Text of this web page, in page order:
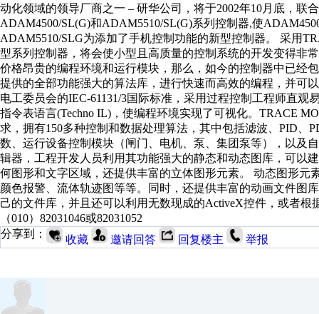
动化领域的领导厂商之一 – 研华公司，将于2002年10月底，联
ADAM4500/SL(G)和ADAM5510/SL(G)系列控制器,使
ADAM5510/SLG为添加了手机控制功能的新型控制器。 采用
型系列控制器，将会使小型且高质量的控制系统的开发变得非
价格昂贵的编程环境和运行模块，那么，如今的控制器中已经
提供的全部功能强大的算法库，进行快速而高效的编程，并可
电工委员会的IEC-61131/3国际标准，采用过程控制工程师直观
指令表语言(Techno IL)，使编程环境实现了可视化。TRACE
求，拥有150多种控制和数据处理算法，其中包括滤波、PID
数、运行设备控制模块（闸门、电机、泵、集团泵等），以及
辑器，工程开发人员利用其功能强大的静态和动态图库，可以
何图形和文字区域，还提供丰富的立体图形元素。 动态图形
颜色报警、流体轨迹图等等。同时，还提供丰富的动画文件图
己的文件库，并且还可以利用无数现成的ActiveX控件，或者
（010）82031046或82031052
分享到：
收藏 邀请回答 回复楼主 举报